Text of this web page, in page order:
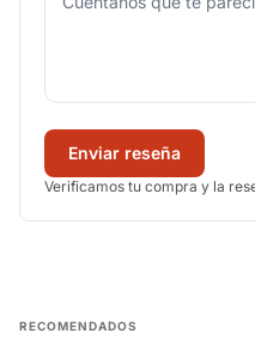
Enviar reseña
Verificamos tu compra y la
RECOMENDADOS